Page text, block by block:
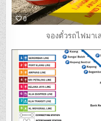
0
จองตั๋วรถไฟมาเ